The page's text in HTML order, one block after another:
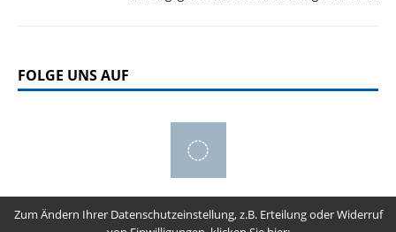
FOLGE UNS AUF
Zum Ändern Ihrer Datenschutzeinstellung, z.B. Erteilung oder Widerruf